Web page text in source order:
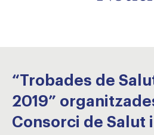
“Trobades de
2019”
Consorci de Salut